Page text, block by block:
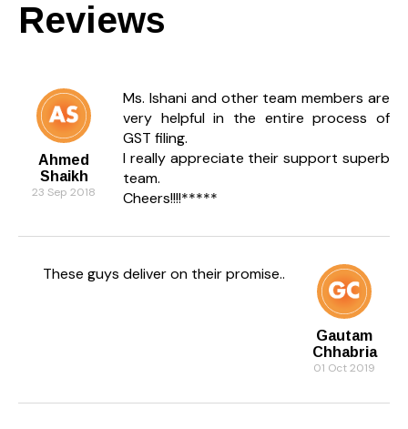
Reviews
Ahmed
Shaikh
23 Sep 2018
Ms. Ishani and other team members are
very helpful in the entire process of
GST filing.
I really appreciate their support superb
team.
Cheers!!!!*****
Gautam
Chhabria
01 Oct 2019
These guys deliver on their promise..